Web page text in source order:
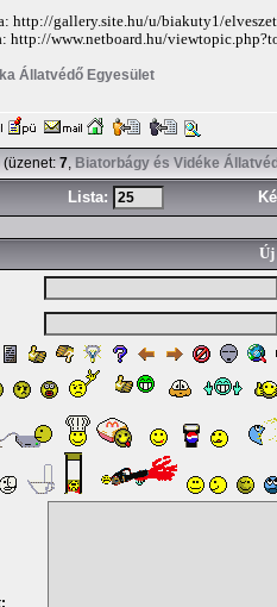
http://gallery.site.hu/u/biakuty1/
http://www.netboard.hu/
Állatvédő Egyesület
(üzenet: 7, Biatorbágy és Vidéke
Lista:
Új